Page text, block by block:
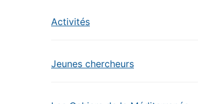
Activités
Jeunes chercheurs